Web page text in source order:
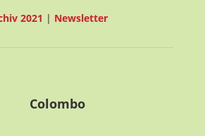
2021 | Newsletter
Colombo